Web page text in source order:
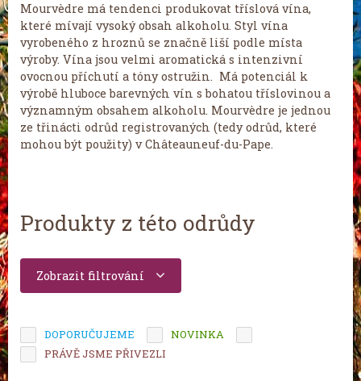
Mourvèdre má tendenci produkovat tříslová vína,
které mívají vysoký obsah alkoholu. Styl vína
vyrobeného z hroznů se značně liší podle místa
výroby. Vína jsou velmi aromatická s intenzivní
ovocnou příchutí a tóny ostružin. Má potenciál k
výrobě hluboce barevných vín s bohatou tříslovinou a
významným obsahem alkoholu. Mourvèdre je jednou
ze třinácti odrůd registrovaných (tedy odrůd, které
mohou být použity) v Châteauneuf-du-Pape.
Produkty z této odrůdy
Zobrazit filtrování
DOPORUČUJEME NOVINKA
PRÁVĚ JSME PŘIVEZLI